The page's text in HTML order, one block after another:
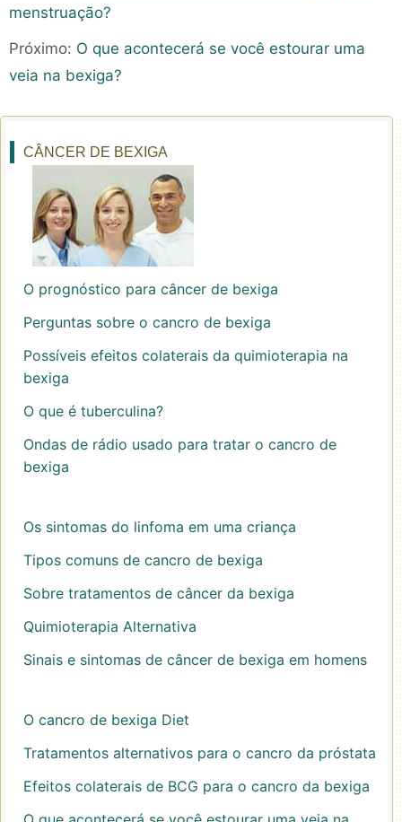
menstruação?
Próximo: O que acontecerá se você estourar uma
veia na bexiga?
CÂNCER DE BEXIGA
O prognóstico para câncer de bexiga
Perguntas sobre o cancro de bexiga
Possíveis efeitos colaterais da quimioterapia na
bexiga
O que é tuberculina?
Ondas de rádio usado para tratar o cancro de
bexiga
Os sintomas do linfoma em uma criança
Tipos comuns de cancro de bexiga
Sobre tratamentos de câncer da bexiga
Quimioterapia Alternativa
Sinais e sintomas de câncer de bexiga em homens
O cancro de bexiga Diet
Tratamentos alternativos para o cancro da próstata
Efeitos colaterais de BCG para o cancro da bexiga